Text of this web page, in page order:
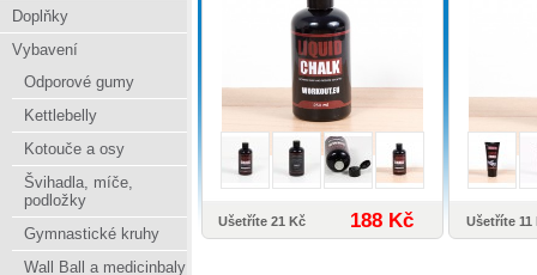
Doplňky
Vybavení
Odporové gumy
Kettlebelly
Kotouče a osy
Švihadla, míče,
podložky
Gymnastické kruhy
Wall Ball a medicinbaly
Ušetříte 21 Kč 188 Kč Ušetříte 11